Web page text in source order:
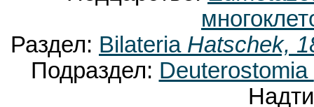
Раздел: Bilateria Hatschek,
Подраздел: Deuterostomia